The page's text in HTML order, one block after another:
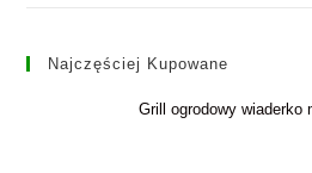
Najczęściej Kupowane
Grill ogrodowy wiaderko